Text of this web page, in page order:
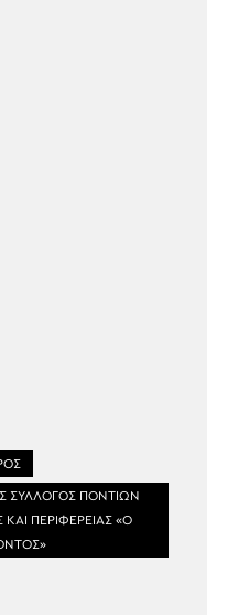
ΣΥΛΛΟΓΟΣ ΠΟΝΤΙΩΝ
ΠΕΡΙΦΕΡΕΙΑΣ «Ο